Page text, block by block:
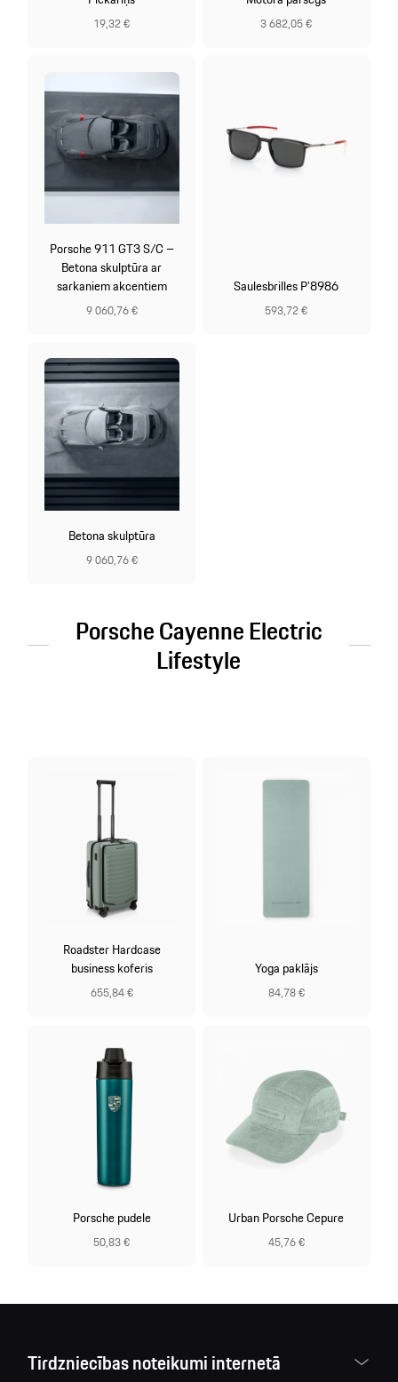
19,32 € 3 682,05 €
Porsche 911 GT3 S/C –
Betona skulptūra ar
sarkaniem akcentiem
9 060,76 €
Saulesbrilles P’8986
593,72 €
Betona skulptūra
9 060,76 €
Porsche Cayenne Electric
Lifestyle
Roadster Hardcase
business koferis
655,84 €
Yoga paklājs
84,78 €
Porsche pudele
50,83 €
Urban Porsche Cepure
45,76 €
Tirdzniecības noteikumi internetā